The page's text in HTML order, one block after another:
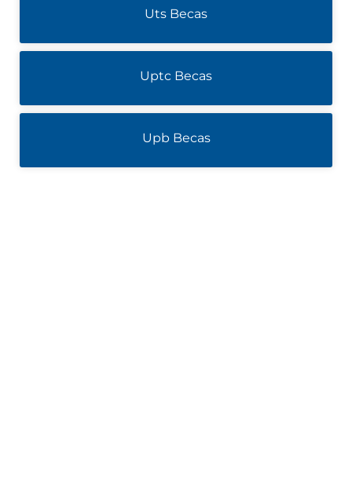
Uts Becas
Uptc Becas
Upb Becas